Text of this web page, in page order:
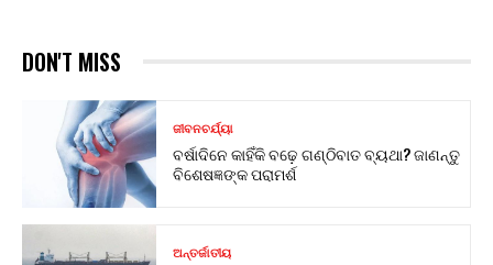
DON'T MISS
ଜୀବନଚର୍ଯ୍ୟା
ବର୍ଷାଦିନେ କାହିଁକି ବଢ଼େ ଗଣ୍ଠିବାତ ବ୍ୟଥା? ଜାଣନ୍ତୁ
ବିଶେଷଜ୍ଞଙ୍କ ପରାମର୍ଶ
ଅନ୍ତର୍ଜାତୀୟ